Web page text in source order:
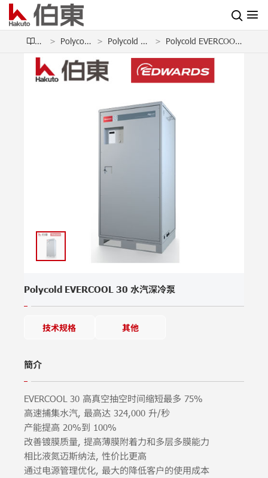
产品 Polycold 冷冻机 Polycold 水汽深冷泵 Polycold EVERCOOL 30 水汽深冷泵
Polycold EVERCOOL 30 水汽深冷泵
技术规格 其他
簡介
EVERCOOL 30 高真空抽空时间缩短最多 75%
高速捕集水汽, 最高达 324,000 升/秒
产能提高 20%到 100%
改善镀膜质量, 提高薄膜附着力和多层多膜能力
相比液氮迈斯纳法, 性价比更高
通过电源管理优化, 最大的降低客户的使用成本